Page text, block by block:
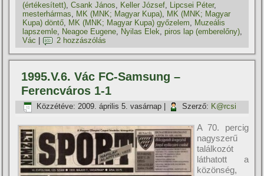
(értékesí­tett),Csank János, Keller József, Lipcsei Péter,
mesterhármas, MK (MNK; Magyar Kupa), MK (MNK; Magyar
Kupa) döntő, MK (MNK; Magyar Kupa) győzelem, Muzeális
lapszemle, Neagoe Eugene, Nyilas Elek,piros lap (emberelőny),
Vác
2 hozzászólás
1995.V.6. Vác FC-Samsung –
Ferencváros 1-1
Közzétéve: 2009. április 5. vasárnap Szerző: K@rcsi
A 70. percig
nagyszerű
találkozót
láthatott a
közönség,